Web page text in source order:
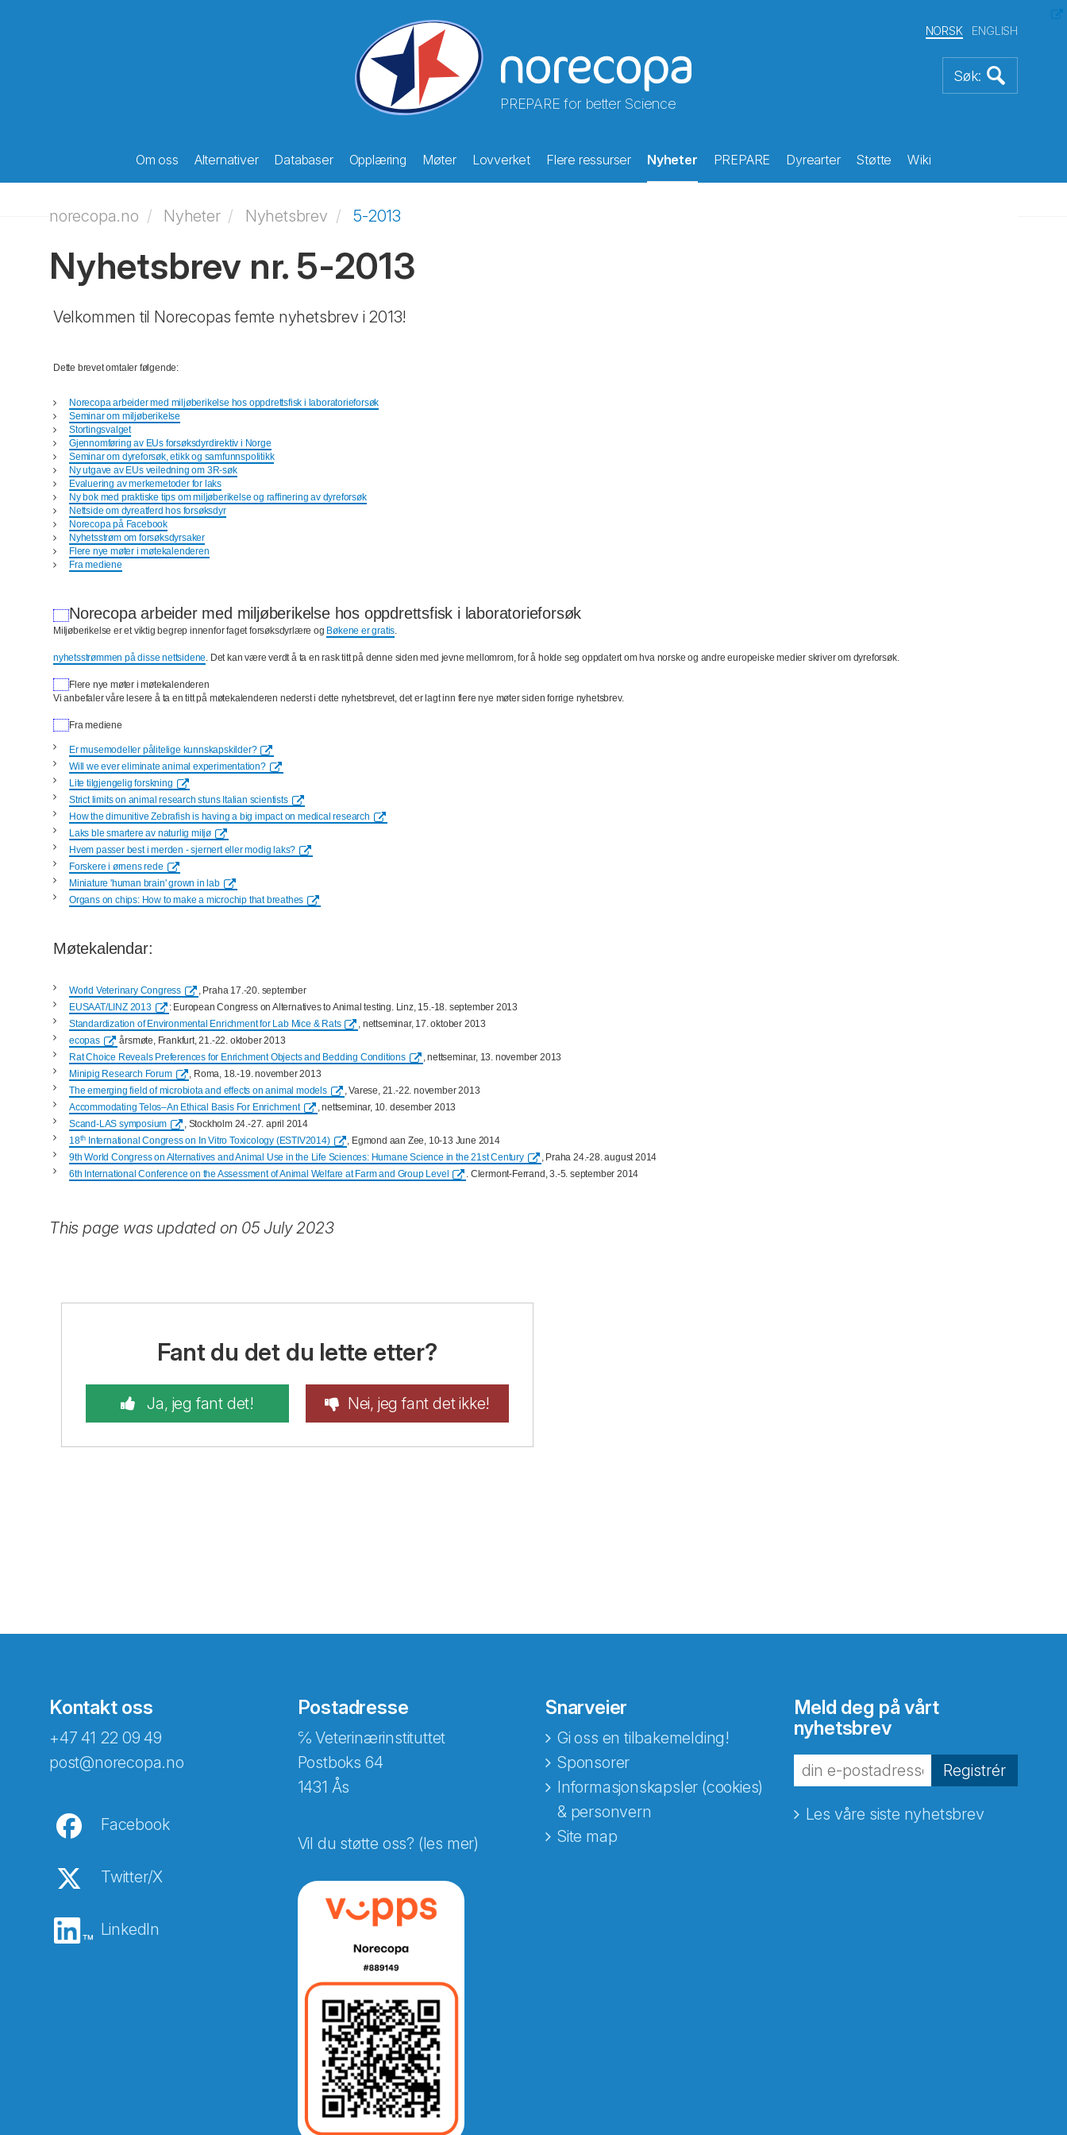
PREPARE for better Science
NORSK ENGLISH
Om oss Alternativer Databaser Opplæring Møter Lovverket Flere ressurser Nyheter PREPARE Dyrearter Støtte Wiki
norecopa.no Nyheter Nyhetsbrev 5-2013
Nyhetsbrev nr. 5-2013
Velkommen til Norecopas femte nyhetsbrev i 2013!
Dette brevet omtaler følgende:
Norecopa arbeider med miljøberikelse hos oppdrettsfisk i laboratorieforsøk
Seminar om miljøberikelse
Stortingsvalget
Gjennomføring av EUs forsøksdyrdirektiv i Norge
Seminar om dyreforsøk, etikk og samfunnspolitikk
Ny utgave av EUs veiledning om 3R-søk
Evaluering av merkemetoder for laks
Ny bok med praktiske tips om miljøberikelse og raffinering av dyreforsøk
Nettside om dyreatferd hos forsøksdyr
Norecopa på Facebook
Nyhetsstrøm om forsøksdyrsaker
Flere nye møter i møtekalenderen
Fra mediene
Norecopa arbeider med miljøberikelse hos oppdrettsfisk i laboratorieforsøk
Miljøberikelse er et viktig begrep innenfor faget forsøksdyrlære og Bøkene er gratis.
nyhetsstrømmen på disse nettsidene. Det kan være verdt å ta en rask titt på denne siden med jevne mellomrom, for å holde seg oppdatert om hva norske og andre europeiske medier skriver om dyreforsøk.
Flere nye møter i møtekalenderen
Vi anbefaler våre lesere å ta en titt på møtekalenderen nederst i dette nyhetsbrevet, det er lagt inn flere nye møter siden forrige nyhetsbrev.
Fra mediene
Er musemodeller pålitelige kunnskapskilder?
Will we ever eliminate animal experimentation?
Lite tilgjengelig forskning
Strict limits on animal research stuns Italian scientists
How the dimunitive Zebrafish is having a big impact on medical research
Laks ble smartere av naturlig miljø
Hvem passer best i merden - sjernert eller modig laks?
Forskere i ørnens rede
Miniature 'human brain' grown in lab
Organs on chips: How to make a microchip that breathes
Møtekalendar:
World Veterinary Congress
, Praha 17.-20. september
EUSAAT/LINZ 2013
: European Congress on Alternatives to Animal testing. Linz, 15.-18. september 2013
Standardization of Environmental Enrichment for Lab Mice & Rats
, nettseminar, 17. oktober 2013
ecopas
årsmøte, Frankfurt, 21.-22. oktober 2013
Rat Choice Reveals Preferences for Enrichment Objects and Bedding Conditions
, nettseminar, 13. november 2013
Minipig Research Forum
, Roma, 18.-19. november 2013
The emerging field of microbiota and effects on animal models
, Varese, 21.-22. november 2013
Accommodating Telos–An Ethical Basis For Enrichment ,nettseminar, 10. desember 2013
Scand-LAS symposium
, Stockholm 24.-27. april 2014
18th International Congress on In Vitro Toxicology (ESTIV2014)
, Egmond aan Zee, 10-13 June 2014
9th World Congress on Alternatives and Animal Use in the Life Sciences: Humane Science in the 21st Century
, Praha 24.-28. august 2014
6th International Conference on the Assessment of Animal Welfare at Farm and Group Level . Clermont-Ferrand, 3.-5. september 2014
This page was updated on 05 July 2023
Fant du det du lette etter?
Ja, jeg fant det! Nei, jeg fant det ikke!
Kontakt oss
+47 41 22 09 49
post@norecopa.no
Facebook
Twitter/X
LinkedIn
Postadresse
℅ Veterinærinstituttet
Postboks 64
1431 Ås
Vil du støtte oss? (les mer)
Snarveier
Gi oss en tilbakemelding!
Sponsorer
Informasjonskapsler (cookies)
& personvern
Site map
Meld deg på vårt
nyhetsbrev
Registrér
Les våre siste nyhetsbrev
Abonnér på nyhetsbrevene fra Norecopa